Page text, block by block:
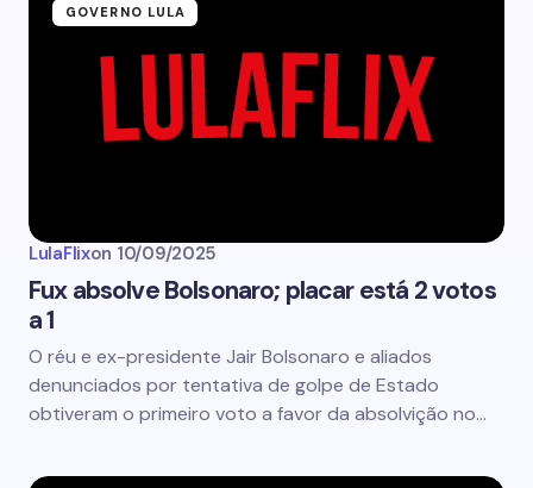
GOVERNO LULA
LulaFlixon 10/09/2025
Fux absolve Bolsonaro; placar está 2 votos
a 1
O réu e ex-presidente Jair Bolsonaro e aliados
denunciados por tentativa de golpe de Estado
obtiveram o primeiro voto a favor da absolvição no…